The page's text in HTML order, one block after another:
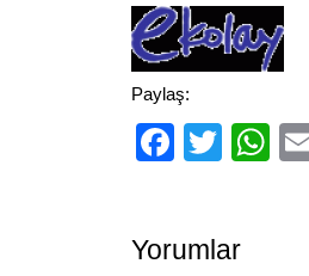
Paylaş:
Yorumlar